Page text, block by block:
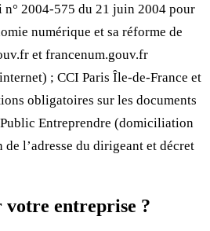
2004-575 du 21 juin 2004 pour
numérique et sa réforme de
et francenum.gouv.fr
; CCI Paris Île-de-France et
obligatoires sur les documents
Entreprendre (domiciliation
l’adresse du dirigeant et décret
entreprise ?